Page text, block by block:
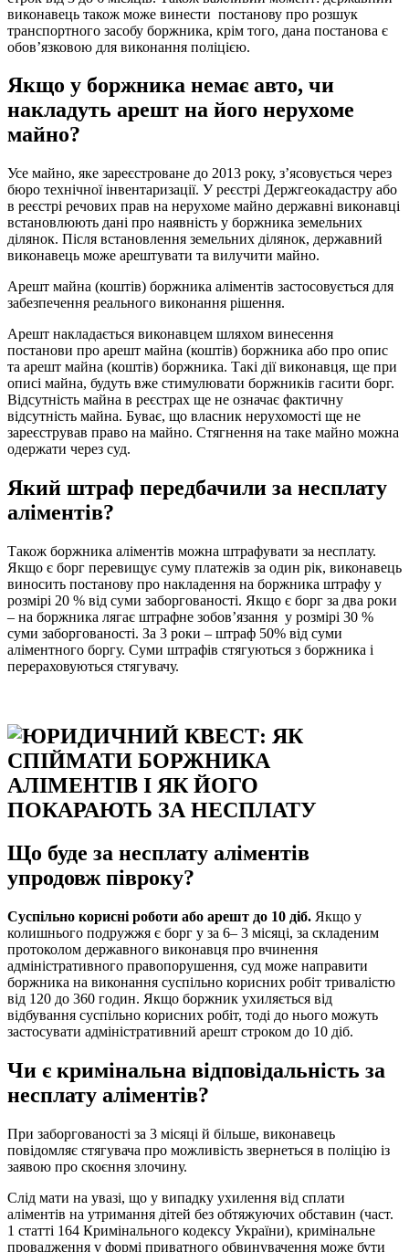
виконавець також може винести постанову про розшук
транспортного засобу боржника, крім того, дана постанова є
обов’язковою для виконання поліцією.
Якщо у боржника немає авто, чи
накладуть арешт на його нерухоме
майно?
Усе майно, яке зареєстроване до 2013 року, з’ясовується через
бюро технічної інвентаризації. У реєстрі Держгеокадастру або
в реєстрі речових прав на нерухоме майно державні виконавці
встановлюють дані про наявність у боржника земельних
ділянок. Після встановлення земельних ділянок, державний
виконавець може арештувати та вилучити майно.
Арешт майна (коштів) боржника аліментів застосовується для
забезпечення реального виконання рішення.
Арешт накладається виконавцем шляхом винесення
постанови про арешт майна (коштів) боржника або про опис
та арешт майна (коштів) боржника. Такі дії виконавця, ще при
описі майна, будуть вже стимулювати боржників гасити борг.
Відсутність майна в реєстрах ще не означає фактичну
відсутність майна. Буває, що власник нерухомості ще не
зареєстрував право на майно. Стягнення на таке майно можна
одержати через суд.
Який штраф передбачили за несплату
аліментів?
Також боржника аліментів можна штрафувати за несплату.
Якщо є борг перевищує суму платежів за один рік, виконавець
виносить постанову про накладення на боржника штрафу у
розмірі 20 % від суми заборгованості. Якщо є борг за два роки
– на боржника лягає штрафне зобов’язання у розмірі 30 %
суми заборгованості. За 3 роки – штраф 50% від суми
аліментного боргу. Суми штрафів стягуються з боржника і
перераховуються стягувачу.
Що буде за несплату аліментів
упродовж півроку?
Суспільно корисні роботи або арешт до 10 діб. Якщо у
колишнього подружжя є борг у за 6– 3 місяці, за складеним
протоколом державного виконавця про вчинення
адміністративного правопорушення, суд може направити
боржника на виконання суспільно корисних робіт тривалістю
від 120 до 360 годин. Якщо боржник ухиляється від
відбування суспільно корисних робіт, тоді до нього можуть
застосувати адміністративний арешт строком до 10 діб.
Чи є кримінальна відповідальність за
несплату аліментів?
При заборгованості за 3 місяці й більше, виконавець
повідомляє стягувача про можливість звернеться в поліцію із
заявою про скоєння злочину.
Слід мати на увазі, що у випадку ухилення від сплати
аліментів на утримання дітей без обтяжуючих обставин (част.
1 статті 164 Кримінального кодексу України), кримінальне
провадження у формі приватного обвинувачення може бути